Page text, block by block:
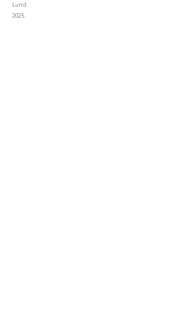
Lund
2025